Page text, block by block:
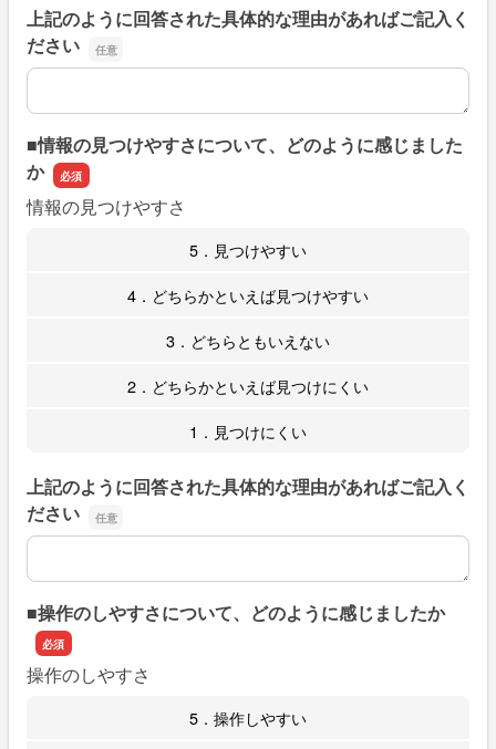
上記のように回答された具体的な理由があればご記入く
ださい
上記のように回答された具体的な理由があればご記入くだ
■情報の見つけやすさについて、どのように感じました
か
情報の見つけやすさ
5．見つけやすい
4．どちらかといえば見つけやすい
3．どちらともいえない
2．どちらかといえば見つけにくい
1．見つけにくい
上記のように回答された具体的な理由があればご記入く
ださい
上記のように回答された具体的な理由があればご記入くだ
■操作のしやすさについて、どのように感じましたか
操作のしやすさ
5．操作しやすい